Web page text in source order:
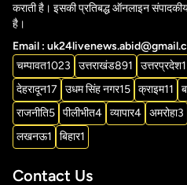
कराती है। इसकी प्रतिबद्ध ऑनलाइन
है।
Email :
चम्पावत1023 उत्तराखंड891 उत्तरप्रदेश
देहरादून17 उधम सिंह नगर15 क्राइम11
राजनीति5 पीलीभीत4 व्यापार4 अमरोहा3
लखनऊ1 बिहार1
Contact Us